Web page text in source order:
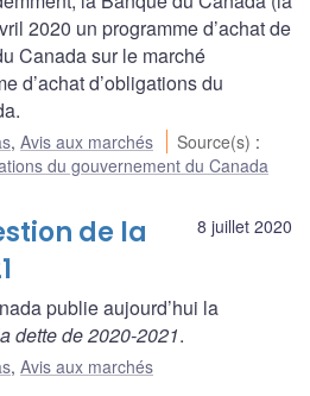
2020 un programme d’achat de
Canada sur le marché
d’achat d’obligations du
, Avis aux marchés Source(s) :
du gouvernement du Canada
8 juillet 2020
de la
publie aujourd’hui la
dette de 2020-2021.
, Avis aux marchés